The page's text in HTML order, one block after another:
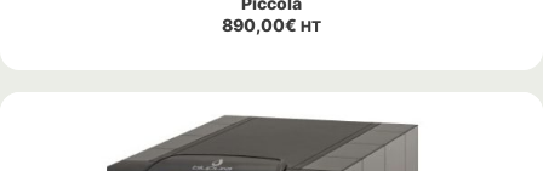
890,00€ HT